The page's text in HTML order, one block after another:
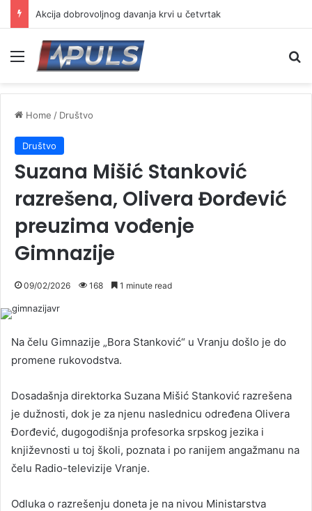
Akcija dobrovoljnog davanja krvi u četvrtak
Menu
Home / Društvo
Društvo
Suzana Mišić Stanković
razrešena, Olivera Đorđević
preuzima vođenje
Gimnazije
09/02/2026 168 1 minute read
Na čelu Gimnazije „Bora Stanković“ u Vranju došlo je do
promene rukovodstva.
Dosadašnja direktorka Suzana Mišić Stanković razrešena
je dužnosti, dok je za njenu naslednicu određena Olivera
Đorđević, dugogodišnja profesorka srpskog jezika i
književnosti u toj školi, poznata i po ranijem angažmanu na
čelu Radio-televizije Vranje.
Odluka o razrešenju doneta je na nivou Ministarstva